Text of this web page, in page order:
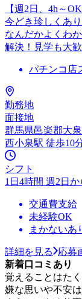
【週2日、4h～
今どき珍しくあ
なんだかよくわ
解決！見学も大
パチンコ店
勤務地
面接地
群馬県邑楽郡大
西小泉駅 徒歩10
シフト
1日4時間 週2日
交通費支給
未経験OK
まかないあ
詳細を見る
応募
新着口コミあり
覚えることはた
嫌な思いや不安